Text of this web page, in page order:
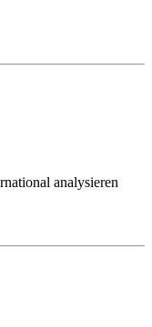
analysieren